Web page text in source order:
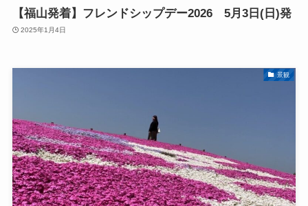
【福山発着】フレンドシップデー2026 5月3日(日)発
2025年1月4日
景観